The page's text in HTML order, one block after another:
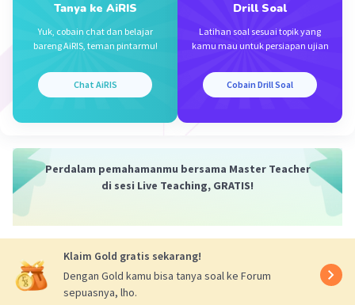
Tanya ke AiRIS
Yuk, cobain chat dan belajar
bareng AiRIS, teman pintarmu!
Chat AiRIS
Drill Soal
Latihan soal sesuai topik yang
kamu mau untuk persiapan ujian
Cobain Drill Soal
Perdalam pemahamanmu bersama Master Teacher
di sesi Live Teaching, GRATIS!
Klaim Gold gratis sekarang!
Dengan Gold kamu bisa tanya soal ke Forum
sepuasnya, lho.